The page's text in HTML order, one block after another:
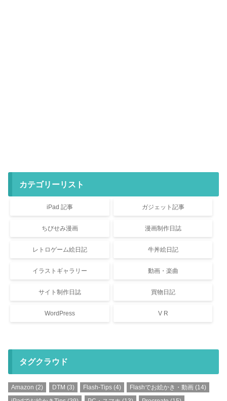
カテゴリーリスト
iPad 記事 ガジェット記事
ちびせみ漫画 漫画制作日誌
レトロゲーム絵日記 牛丼絵日記
イラストギャラリー 動画・楽曲
サイト制作日誌 買物日記
WordPress V R
タグクラウド
Amazon (2) DTM (3) Flash-Tips(4) Flashでお絵かき・動画 (14)